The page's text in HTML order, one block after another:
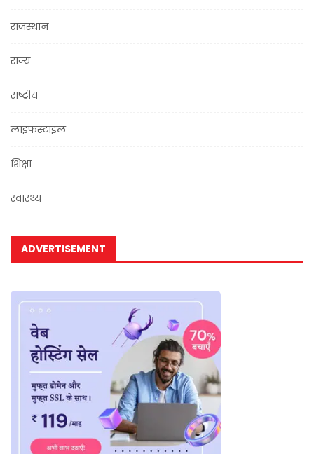
राजस्थान
राज्य
राष्ट्रीय
लाइफस्टाइल
शिक्षा
स्वास्थ्य
ADVERTISEMENT